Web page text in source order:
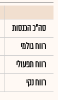
סה"כ הכנסות
רווח גולמי
רווח תפעולי
רווח נקי